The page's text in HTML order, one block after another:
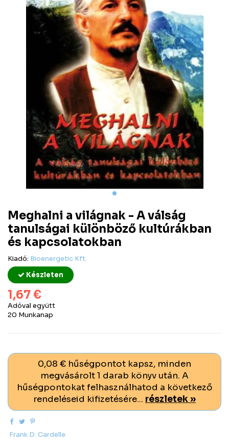
Meghalni a világnak - A válság
tanulságai különböző kultúrákban
és kapcsolatokban
Kiadó: Bioenergetic Kft.
Készleten
1,67 €
Adóval együtt
20 Munkanap
0,08 € hűségpontot kapsz, minden
megvásárolt 1 darab könyv után. A
hűségpontokat felhasználhatod a következő
rendeléseid kifizetésére... részletek »
Frank D. Cardelle